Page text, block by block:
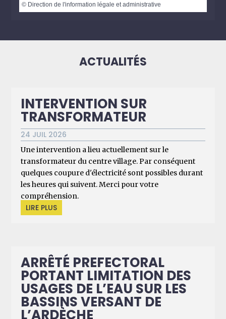
© Direction de l'information légale et administrative
ACTUALITÉS
INTERVENTION SUR
TRANSFORMATEUR
24 JUIL 2026
Une intervention a lieu actuellement sur le
transformateur du centre village. Par conséquent
quelques coupure d'électricité sont possibles durant
les heures qui suivent. Merci pour votre
compréhension.
LIRE PLUS
ARRÊTÉ PREFECTORAL
PORTANT LIMITATION DES
USAGES DE L’EAU SUR LES
BASSINS VERSANT DE
L’ARDÈCHE